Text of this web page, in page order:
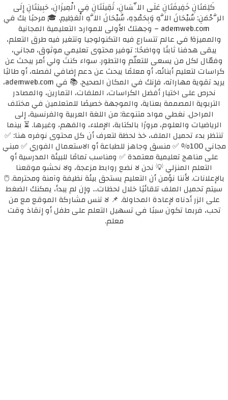
كَلِمَتَانِ خَفِيفَتَانِ عَلَى اللِّسَانِ، ثَقِيلَتَانِ فِي الْمِيزَانِ، حَبِيبَتَانِ إِلَى
الرَّحْمَنِ: سُبْحَانَ اللَّهِ وَبِحَمْدِهِ، سُبْحَانَ اللَّهِ الْعَظِيمِ. 🎓 مرحبًا بك في
ademweb.com – وجهتك الأولى للموارد التعليمية المجانية
والمميزة! في عالم تتسارع فيه التكنولوجيا وتتغير فيه طرق التعلم،
يبقى هدفنا ثابتًا وواضحًا: توفير محتوى تعليمي موثوق، مجاني،
وفعّال لكل من يسعى للتعلّم والتطور. سواء كنتَ ولي أمر يبحث عن
كراسات لتعليم أبنائه، أو معلمًا يبحث عن دعم إضافي لفصله، أو طالبًا
يريد تقوية مهاراته، فإنك في المكان الصحيح. 📚 في ademweb.com،
نحرص على اختيار أفضل الكراسات، الملفات، التمارين، والمصادر
التربوية المصممة بعناية، والموجهة خصيصًا للمتعلمين في مختلف
المراحل. نغطي مواد متنوعة: من اللغة العربية والفرنسية، إلى
الرياضيات والعلوم، مرورًا بالكتابة، الإملاء، والفهم، وغيرها. ⏳ بينما
تنتظر بدء تحميل الملف، خذ لحظة لتعرف أن كل محتوى نوفره هنا: ✅
مجاني 100٪ ✅ منسق وجاهز للطباعة أو الاستعمال الفوري ✅ مبني
على مناهج تعليمية معتمدة ✅ ومناسب تمامًا للبيئة المدرسية أو
التعلم المنزلي 💡 نحن لا نضع روابط مزعجة، ولا نحشو موقعنا
بالإعلانات. لأننا نؤمن أن التعليم يستحق بيئة نظيفة وآمنة ومحترمة. 🖱️
سيتم تحميل الملف تلقائيًا خلال لحظات... وإن لم يبدأ، يمكنك الضغط
على الزر أدناه لإعادة المحاولة. 📌 لا تنس مشاركة الموقع مع من
تحب، فربما تكون سببًا في تسهيل التعلم على طفل أو إنقاذ وقت
معلم.